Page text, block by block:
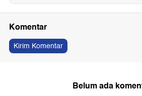
Komentar
Kirim Komentar
Belum ada